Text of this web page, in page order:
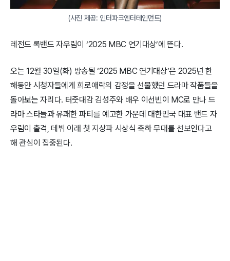
(사진 제공: 인터파크엔터테인먼트)
레전드 록밴드 자우림이 ‘2025 MBC 연기대상’에 뜬다.
오는 12월 30일(화) 방송될 ‘2025 MBC 연기대상’은 2025년 한
해동안 시청자들에게 희로애락의 감정을 선물했던 드라마 작품들을
돌아보는 자리다. 터줏대감 김성주와 배우 이선빈이 MC로 만나 드
라마 스타들과 유쾌한 파티를 예고한 가운데 대한민국 대표 밴드 자
우림이 출격, 데뷔 이래 첫 지상파 시상식 축하 무대를 선보인다고
해 관심이 집중된다.